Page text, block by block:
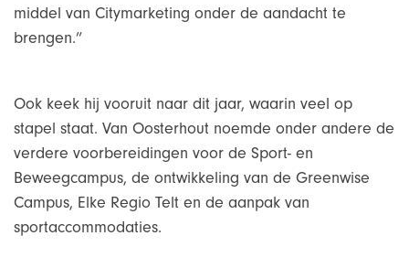
middel van Citymarketing onder de aandacht te
brengen.”
Ook keek hij vooruit naar dit jaar, waarin veel op
stapel staat. Van Oosterhout noemde onder andere de
verdere voorbereidingen voor de Sport- en
Beweegcampus, de ontwikkeling van de Greenwise
Campus, Elke Regio Telt en de aanpak van
sportaccommodaties.